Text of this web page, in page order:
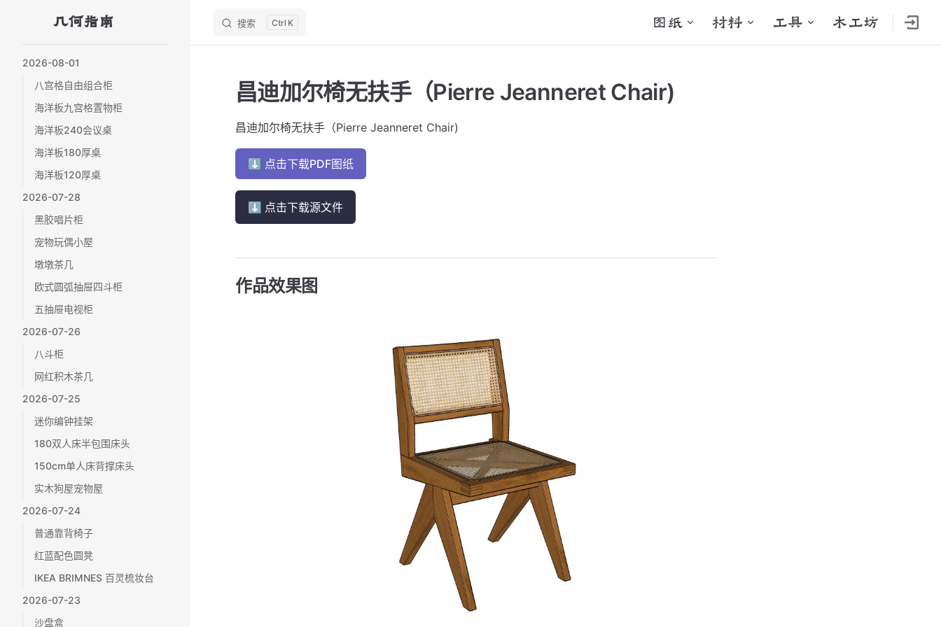
Skip to content
几何指南 搜索 K 图纸 材料 工具 木工坊
2026-08-01
八宫格自由组合柜
海洋板九宫格置物柜
海洋板240会议桌
海洋板180厚桌
海洋板120厚桌
2026-07-28
黑胶唱片柜
宠物玩偶小屋
墩墩茶几
欧式圆弧抽屉四斗柜
五抽屉电视柜
2026-07-26
八斗柜
网红积木茶几
2026-07-25
迷你编钟挂架
180双人床半包围床头
150cm单人床背撑床头
实木狗屋宠物屋
2026-07-24
普通靠背椅子
红蓝配色圆凳
IKEA BRIMNES 百灵梳妆台
2026-07-23
沙盘盒
昌迪加尔椅无扶手（Pierre Jeanneret Chair)
昌迪加尔椅无扶手（Pierre Jeanneret Chair)
⬇ 点击下载PDF图纸
⬇ 点击下载源文件
作品效果图